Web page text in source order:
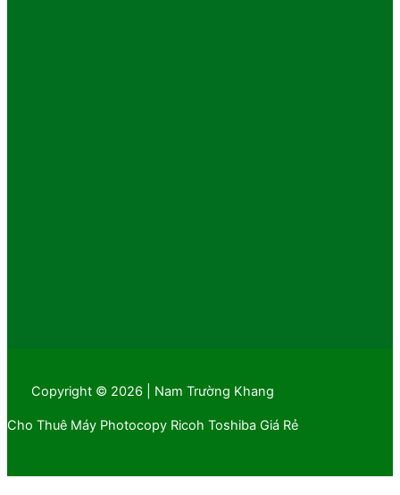
Copyright © 2026 | Nam Trường Khang
Cho Thuê Máy Photocopy Ricoh Toshiba Giá Rẻ